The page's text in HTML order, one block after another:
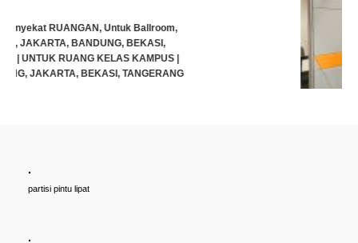
HOTEL, Ruang Meeting Dll, JAKARTA, BANDUNG, BEKASI,
.
partisi pintu lipat
.